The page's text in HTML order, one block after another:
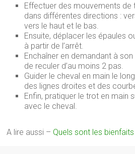
Effectuer des mouvements de
dans différentes directions :
vers le haut et le bas.
Ensuite, déplacer les épaules
à partir de l’arrêt.
Enchaîner en demandant à
de reculer d’au moins 2 pas.
Guider le cheval en main le
des lignes droites et des
Enfin, pratiquer le trot en main
avec le cheval.
A lire aussi – Quels sont les